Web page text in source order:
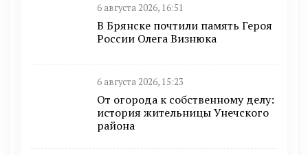
6 августа 2026, 16:51
В Брянске почтили память Героя
России Олега Визнюка
6 августа 2026, 15:23
От огорода к собственному делу:
история жительницы Унечского
района